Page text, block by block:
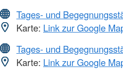
Tages- und
Karte: Link zur Google
Tages- und
Karte: Link zur Google